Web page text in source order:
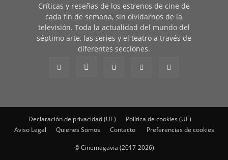
Críticas y reseñas de los estrenos de cine de
cada fin de semana, sin olvidarnos de la
televisión. Toda la actualidad del mundo del
séptimo arte, las series y el teatro a través de
diferentes secciones.
Declaración de privacidad (UE)
Política de cookies (UE)
Aviso Legal
Quienes Somos Contacto Preferencias de cookies
© Cinemagavia (2017-2026)